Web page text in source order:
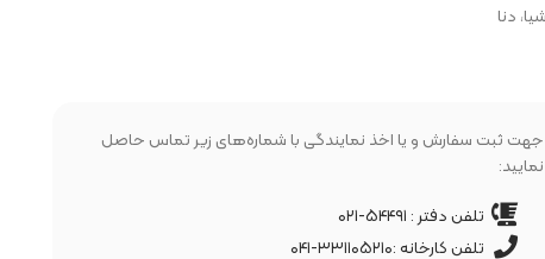
جهت ثبت سفارش و یا اخذ نمایندگی با شماره‌های زیر تماس حاصل
نمایید:
تلفن دفتر : ۵۴۴۹۱-۰۲۱
تلفن کارخانه :۳۳۱۱۰۵۲۱۰-۰۴۱